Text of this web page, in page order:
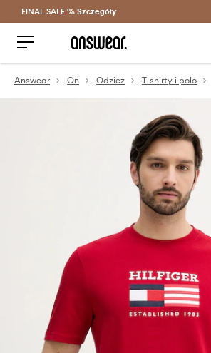
Oszczędzaj z Answear Club >
FINAL SALE % Szczegóły
Answear On Odzież T-shirty i polo